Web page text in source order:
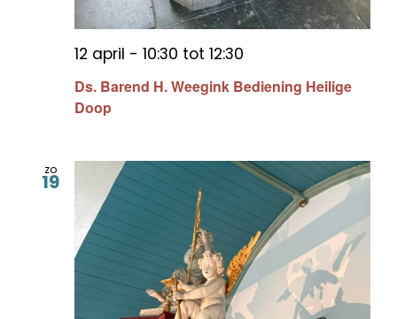
Ds. Barend H. Weegink Bediening Heilige
Doop
12 april - 10:30 tot 12:30
zo
19